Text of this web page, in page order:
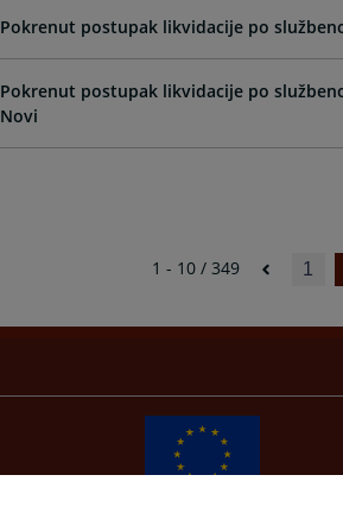
Pokrenut postupak likvidacije po
Pokrenut postupak likvidacije po
Novi
1 - 10 / 349 1